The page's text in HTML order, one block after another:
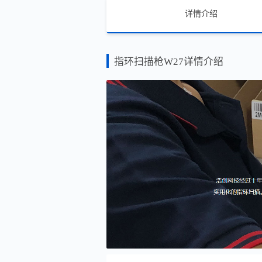
详情介绍
指环扫描枪W27详情介绍